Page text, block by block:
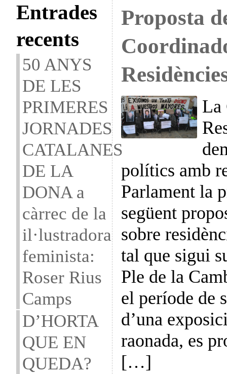
Entrades
recents
50 ANYS
DE LES
PRIMERES
JORNADES
CATALANES
DE LA
DONA a
càrrec de la
il·lustradora
feminista:
Roser Rius
Camps
D’HORTA
QUE EN
QUEDA?
Proposta
La
polítics amb
Parlament la
següent
sobre
tal que sigui
Ple de la
el període de
d’una
raonada, es
[…]